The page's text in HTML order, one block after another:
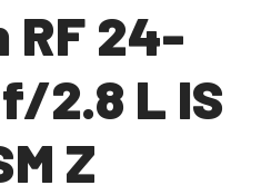
RF 24-
2.8 L IS
Z